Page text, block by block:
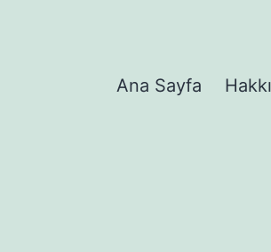
Ana Sayfa